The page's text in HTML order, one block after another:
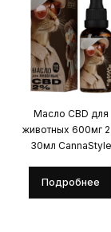
Масло CBD для
животных 600мг
30мл CannaStyle
Подробнее